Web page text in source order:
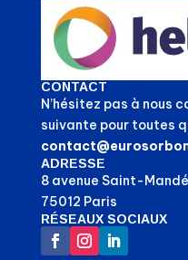
CONTACT
N’hésitez pas à nous
suivante pour toutes
ADRESSE
8 avenue Saint-Mandé
75012 Paris
RÉSEAUX SOCIAUX